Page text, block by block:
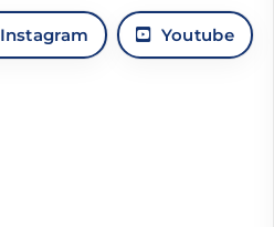
Instagram Youtube